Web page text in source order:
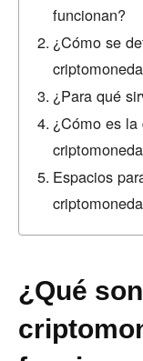
funcionan?
¿Cómo se
¿Para qué
¿Cómo es
Espacios
¿Qué